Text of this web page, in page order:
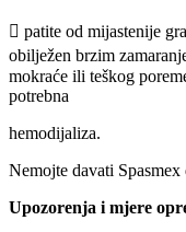
 patite od mijastenije
obilježen brzim
mokraće ili teškog
potrebna
hemodijaliza.
Nemojte davati
Upozorenja i mjere